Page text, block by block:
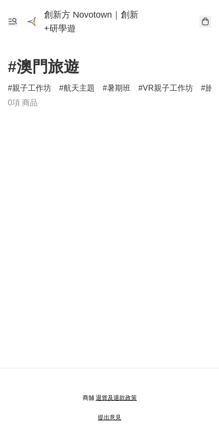
創新方 Novotown｜創新
+研學遊
#澳門旅遊
親子工作坊 航天主題 暑期班 VR親子工作坊
旅
0項 商品
商舖 退貨及退款政策
提出意見